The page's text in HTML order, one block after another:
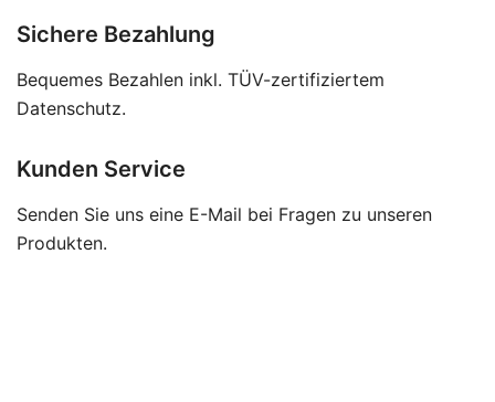
Sichere Bezahlung
Bequemes Bezahlen inkl. TÜV-zertifiziertem
Datenschutz.
Kunden Service
Senden Sie uns eine E-Mail bei Fragen zu unseren
Produkten.